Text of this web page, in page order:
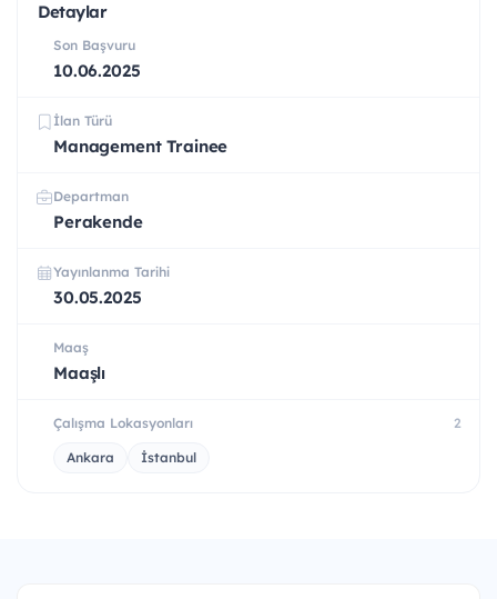
Detaylar
Son Başvuru
10.06.2025
İlan Türü
Management Trainee
Departman
Perakende
Yayınlanma Tarihi
30.05.2025
Maaş
Maaşlı
Çalışma Lokasyonları 2
Ankara İstanbul